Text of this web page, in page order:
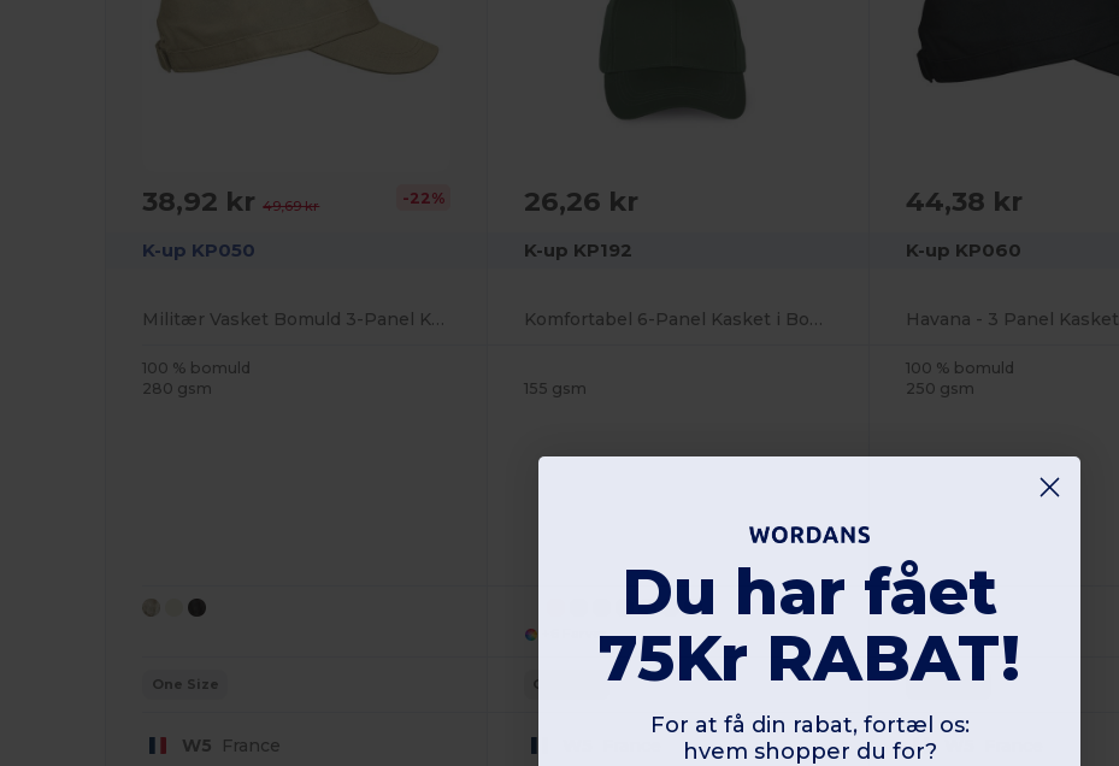
38,92 kr49,69 kr -22%
K-up KP050
Militær Vasket Bomuld 3-Panel Kasket
100 % bomuld
280 gsm
One Size
W5 France
26,26 kr
K-up KP192
Komfortabel 6-Panel Kasket i Bomuld
155 gsm
+6 Farver
One Size
44,38 kr
K-up KP060
Havana - 3 Panel Kasket
100 % bomuld
250 gsm
One Size
Du har fået
75Kr RABAT!
For at få din rabat, fortæl os:
hvem shopper du for?